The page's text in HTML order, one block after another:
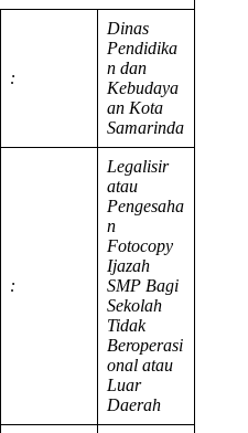
:
Dinas
Pendidika
n dan
Kebudaya
an Kota
Samarinda
:
Legalisir
atau
Pengesaha
n
Fotocopy
Ijazah
SMP Bagi
Sekolah
Tidak
Beroperasi
onal atau
Luar
Daerah